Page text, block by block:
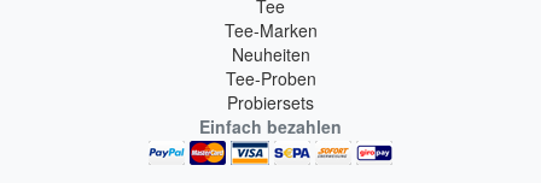
Tee
Tee-Marken
Neuheiten
Tee-Proben
Probiersets
Einfach bezahlen